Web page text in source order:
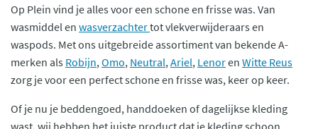
Op Plein vind je alles voor een schone en frisse was. Van
wasmiddel en wasverzachtertot vlekverwijderaars en
waspods. Met ons uitgebreide assortiment van bekende A-
merken als Robijn,Omo, Neutral,Ariel, Lenoren Witte Reus
zorg je voor een perfect schone en frisse was, keer op keer.
Of je nu je beddengoed, handdoeken of dagelijkse kleding